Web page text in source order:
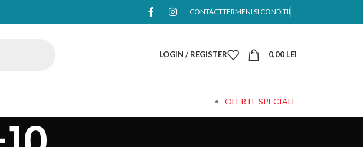
CONTACTTERMENI SI CONDITII
LOGIN / REGISTER 0,00 LEI
OFERTE SPECIALE